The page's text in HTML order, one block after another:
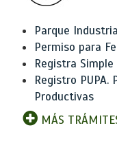
Parque
Permiso para
Registra Simple
Registro PUPA.
Productivas
MÁS